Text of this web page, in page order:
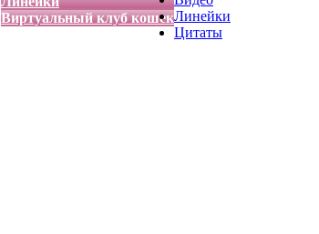
Виртуальный клуб кошекЛинейки
Цитаты